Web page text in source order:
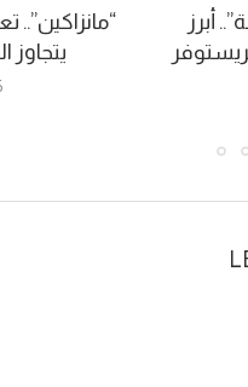
أبرز
“مانزاكين”..